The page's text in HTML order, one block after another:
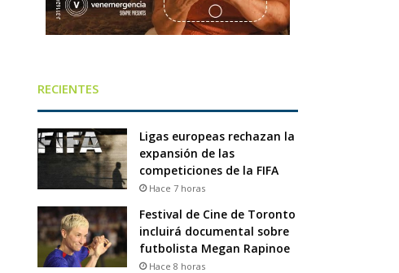
RECIENTES
Ligas europeas rechazan la
expansión de las
competiciones de la FIFA
Hace 7 horas
Festival de Cine de Toronto
incluirá documental sobre
futbolista Megan Rapinoe
Hace 8 horas